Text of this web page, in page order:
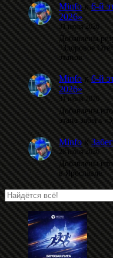
Minfoк6-й
2026»
31 июля 2026
Добавлены
"Здоровое
этапов.
Minfoк6-й
2026»
31 июля 2026
Добавлены
этапа забега
Minfoк
28 июля 2026
Добавлены
в Ярославле.
Поиск